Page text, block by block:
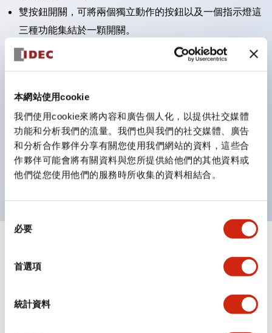
本網站使用cookie
我們使用cookie來將內容和廣告個人化，以提供社交媒體
功能和分析我們的流量。我們也與我們的社交媒體、廣告
和分析合作夥伴分享有關您使用我們網站的資料，這些合
作夥伴可能會將有關資料與您所提供給他們的其他資料或
他們從您使用他們的服務時所收集的資料相結合。
必要
首選項
統計資料
雙按鈕開關，可將兩個獨立動作的按鈕以及一個指示燈這
三種功能集結於一顆開關。
完整支援全球各地需求的多種電壓規格。
顏色。
支援色彩通用設計（CUD）：可清楚辨識正方平頭形指
示燈的亮燈/熄燈狀態，以及點燈時的顏色識別。
符合 ISO 3864-4 安全色規範：在危險或緊急狀況下，
顏色表現更明確鮮明，便於更多人識別。
電氣規範（額定照明部分）